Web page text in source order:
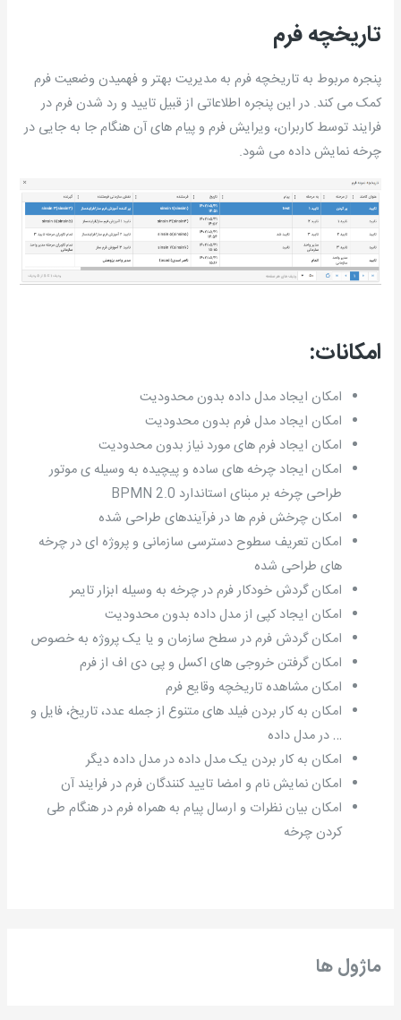
ماژول ها
تاریخچه فرم
پنجره مربوط به تاریخچه فرم به مدیریت بهتر و فهمیدن وضعیت فرم
کمک می کند. در این پنجره اطلاعاتی از قبیل تایید و رد شدن فرم در
فرایند توسط کاربران، ویرایش فرم و پیام های آن هنگام جا به جایی در
چرخه نمایش داده می شود.
امکانات:
امکان ایجاد مدل داده بدون محدودیت
امکان ایجاد مدل فرم بدون محدودیت
امکان ایجاد فرم های مورد نیاز بدون محدودیت
امکان ایجاد چرخه های ساده و پیچیده به وسیله ی موتور
طراحی چرخه بر مبنای استاندارد BPMN 2.0
امکان چرخش فرم ها در فرآیندهای طراحی شده
امکان تعریف سطوح دسترسی سازمانی و پروژه ای در چرخه
های طراحی شده
امکان گردش خودکار فرم در چرخه به وسیله ابزار تایمر
امکان ایجاد کپی از مدل داده بدون محدودیت
امکان گردش فرم در سطح سازمان و یا یک پروژه به خصوص
امکان گرفتن خروجی های اکسل و پی دی اف از فرم
امکان مشاهده تاریخچه وقایع فرم
امکان به کار بردن فیلد های متنوع از جمله عدد، تاریخ، فایل و
… در مدل داده
امکان به کار بردن یک مدل داده در مدل داده دیگر
امکان نمایش نام و امضا تایید کنندگان فرم در فرایند آن
امکان بیان نظرات و ارسال پیام به همراه فرم در هنگام طی
کردن چرخه